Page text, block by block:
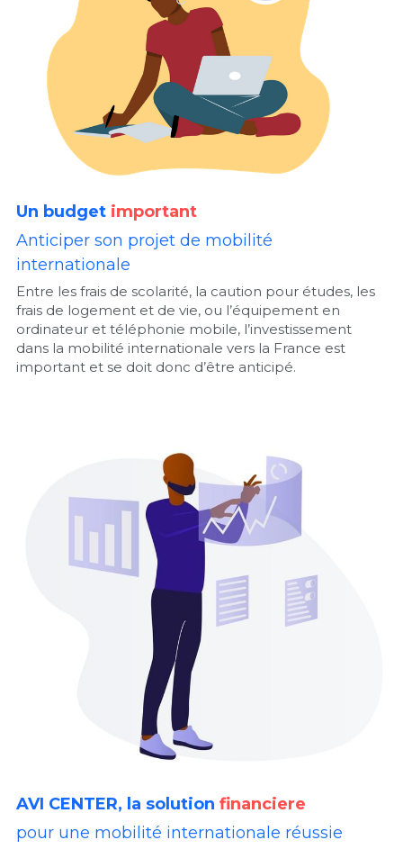
Un budget important
Anticiper son projet de mobilité
internationale
Entre les frais de scolarité, la caution pour études, les
frais de logement et de vie, ou l’équipement en
ordinateur et téléphonie mobile, l’investissement
dans la mobilité internationale vers la France est
important et se doit donc d’être anticipé.
AVI CENTER, la solution financiere
pour une mobilité internationale réussie